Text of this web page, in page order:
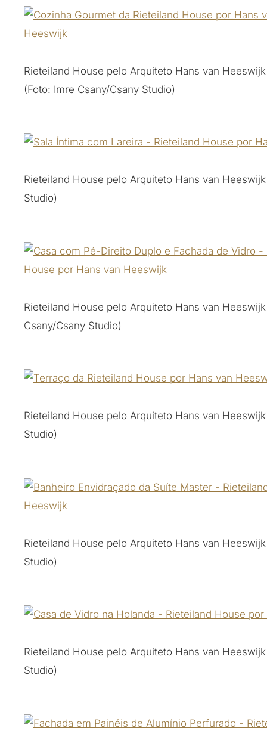
Rieteiland House pelo Arquiteto Hans van Heeswijk
(Foto: Imre Csany/Csany Studio)
Rieteiland House pelo Arquiteto Hans van
Studio)
Rieteiland House pelo Arquiteto Hans van
Csany/Csany Studio)
Rieteiland House pelo Arquiteto Hans van
Studio)
Rieteiland House pelo Arquiteto Hans van
Studio)
Rieteiland House pelo Arquiteto Hans van
Studio)